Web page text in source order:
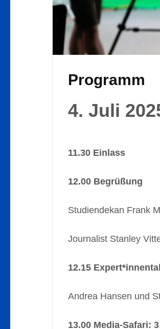
Programm
4. Juli
11.30 Einlass
12.00 Begrüßung
Studiendekan Frank
Journalist Stanley
12.15
Andrea Hansen und
13.00 Media-Safari: